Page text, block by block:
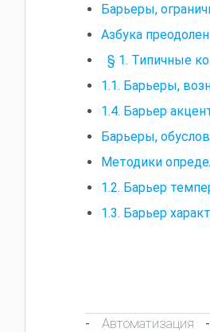
Барьеры,
Азбука
§ 1. Типичные
1.1. Барьеры,
1.4. Барьер
Барьеры,
Методики
1.2. Барьер
1.3. Барьер
- Автоматизация